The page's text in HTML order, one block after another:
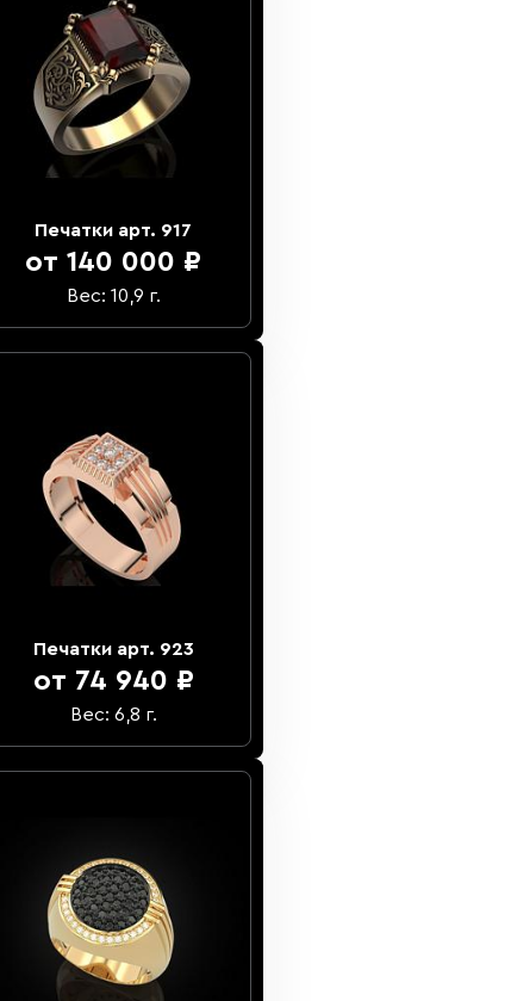
Печатки арт. 917
от 140 000 ₽
Вес: 10,9 г.
Печатки арт. 923
от 74 940 ₽
Вес: 6,8 г.